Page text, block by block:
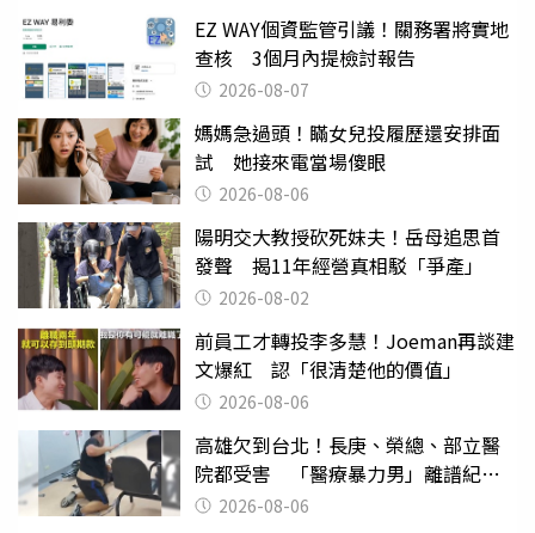
EZ WAY個資監管引議！關務署將實地
查核 3個月內提檢討報告
2026-08-07
媽媽急過頭！瞞女兒投履歷還安排面
試 她接來電當場傻眼
2026-08-06
陽明交大教授砍死妹夫！岳母追思首
發聲 揭11年經營真相駁「爭產」
2026-08-02
前員工才轉投李多慧！Joeman再談建
文爆紅 認「很清楚他的價值」
2026-08-06
高雄欠到台北！長庚、榮總、部立醫
院都受害 「醫療暴力男」離譜紀錄
曝光2026-08-06